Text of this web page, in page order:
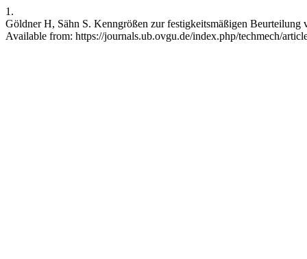
1.
Göldner H, Sähn S. Kenngrößen zur festigkeitsmäßigen
Available from: https://journals.ub.ovgu.de/index.php/techmech/